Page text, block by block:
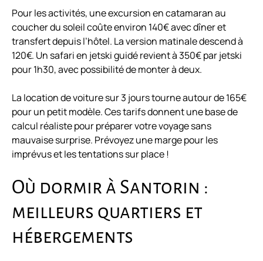
Pour les activités, une excursion en catamaran au
coucher du soleil coûte environ 140€ avec dîner et
transfert depuis l’hôtel. La version matinale descend à
120€. Un safari en jetski guidé revient à 350€ par jetski
pour 1h30, avec possibilité de monter à deux.
La location de voiture sur 3 jours tourne autour de 165€
pour un petit modèle. Ces tarifs donnent une base de
calcul réaliste pour préparer votre voyage sans
mauvaise surprise. Prévoyez une marge pour les
imprévus et les tentations sur place !
Où dormir à Santorin :
meilleurs quartiers et
hébergements